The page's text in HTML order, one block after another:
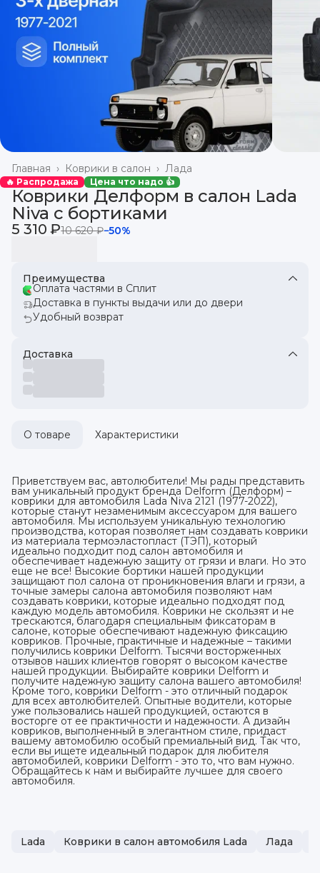
Лада
Коврики в салон ›
Главная ›
🔥 Распродажа Цена что надо 👍
Коврики Делформ в салон Lada
Niva с бортиками
5 310 ₽10 620 ₽−50%
Преимущества
Оплата частями в Сплит
Доставка в пункты выдачи или до двери
Удобный возврат
Доставка
О товаре Характеристики
Приветствуем вас, автолюбители! Мы рады представить
вам уникальный продукт бренда Delform (Делформ) –
коврики для автомобиля Lada Niva 2121 (1977-2022),
которые станут незаменимым аксессуаром для вашего
автомобиля. Мы используем уникальную технологию
производства, которая позволяет нам создавать коврики
из материала термоэластопласт (ТЭП), который
идеально подходит под салон автомобиля и
обеспечивает надежную защиту от грязи и влаги. Но это
еще не все! Высокие бортики нашей продукции
защищают пол салона от проникновения влаги и грязи, а
точные замеры салона автомобиля позволяют нам
создавать коврики, которые идеально подходят под
каждую модель автомобиля. Коврики не скользят и не
трескаются, благодаря специальным фиксаторам в
салоне, которые обеспечивают надежную фиксацию
ковриков. Прочные, практичные и надежные – такими
получились коврики Delform. Тысячи восторженных
отзывов наших клиентов говорят о высоком качестве
нашей продукции. Выбирайте коврики Delform и
получите надежную защиту салона вашего автомобиля!
Кроме того, коврики Delform - это отличный подарок
для всех автолюбителей. Опытные водители, которые
уже пользовались нашей продукцией, остаются в
восторге от ее практичности и надежности. А дизайн
ковриков, выполненный в элегантном стиле, придаст
вашему автомобилю особый премиальный вид. Так что,
если вы ищете идеальный подарок для любителя
автомобилей, коврики Delform - это то, что вам нужно.
Обращайтесь к нам и выбирайте лучшее для своего
автомобиля.
Lada Коврики в салон автомобиля Lada Лада